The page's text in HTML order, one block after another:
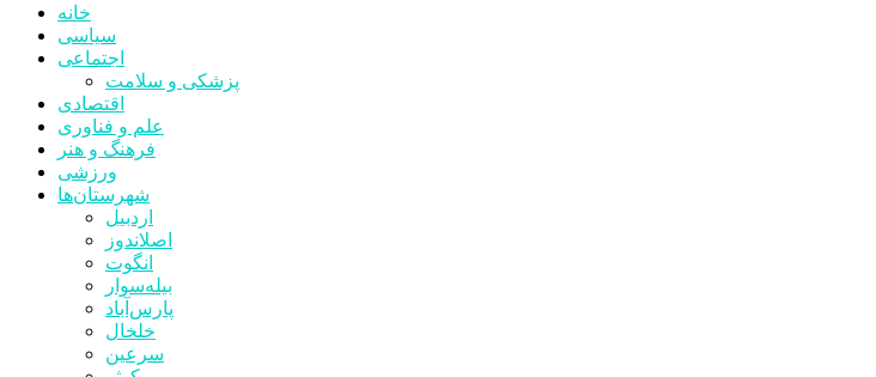
خانه
سیاسی
اجتماعی
پزشکی و سلامت
اقتصادی
علم و فناوری
فرهنگ و هنر
ورزشی
شهرستان‌ها
اردبیل
اصلاندوز
انگوت
بیله‌سوار
پارس‌آباد
خلخال
سرعین